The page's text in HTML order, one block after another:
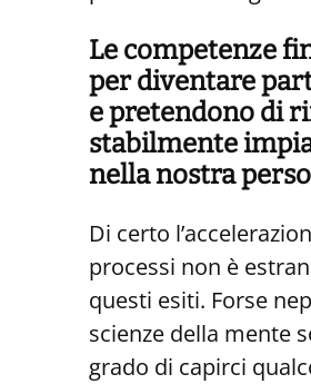
Le competenze
per diventare
e pretendono di
stabilmente
nella nostra
Di certo
processi non è
questi esiti. Forse
scienze della mente
grado di capirci